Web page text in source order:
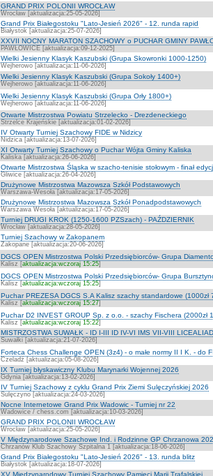
GRAND PRIX POLONII WROCŁAW
Wrocław [aktualizacja:25-05-2026]
Grand Prix Białegostoku "Lato-Jesień 2026" - 12. runda rapid
Białystok [aktualizacja:25-07-2026]
XXVII NOCNY MARATON SZACHOWY o PUCHAR GMINY
PAWŁOWICE [aktualizacja:09-12-2025]
Wielki Jesienny Klasyk Kaszubski (Grupa Skowronki 1000-1250)
Wejherowo [aktualizacja:11-06-2026]
Wielki Jesienny Klasyk Kaszubski (Grupa Sokoły 1400+)
Wejherowo [aktualizacja:11-06-2026]
Wielki Jesienny Klasyk Kaszubski (Grupa Orły 1800+)
Wejherowo [aktualizacja:11-06-2026]
Otwarte Mistrzostwa Powiatu Strzelecko - Drezdeneckiego
Strzelce Krajeńskie [aktualizacja:01-02-2026]
IV Otwarty Turniej Szachowy FIDE w Nidzicy
Nidzica [aktualizacja:13-07-2026]
XI Otwarty Turniej Szachowy o Puchar Wójta Gminy Kaliska
Kaliska [aktualizacja:26-06-2026]
Otwarte Mistrzostwa Śląska w szacho-tenisie stołowym - finał
Gliwice [aktualizacja:26-04-2026]
Drużynowe Mistrzostwa Mazowsza Szkół Podstawowych
Warszawa-Wesoła [aktualizacja:17-05-2026]
Drużynowe Mistrzostwa Mazowsza Szkół Ponadpodstawowych
Warszawa Wesoła [aktualizacja:17-05-2026]
Turniej DRUGI KROK (1250-1600 PZSzach) - PAŹDZIERNIK
Wrocław [aktualizacja:28-05-2026]
Turniej Szachowy w Zakopanem
Zakopane [aktualizacja:20-06-2026]
DGCS OPEN Mistrzostwa Polski Przedsiębiorców- Grupa
Kalisz [aktualizacja:wczoraj 15:25]
DGCS OPEN Mistrzostwa Polski Przedsiębiorców- Grupa
Kalisz [aktualizacja:wczoraj 15:25]
Puchar PREZESA DGCS S.A Kalisz szachy standardowe (1000zł
Kalisz [aktualizacja:wczoraj 15:27]
Puchar D2 INVEST GROUP Sp. z o.o. - szachy Fischera (2000zł
Kalisz [aktualizacja:wczoraj 15:22]
MISTRZOSTWA SUWAŁK - ID I-III ID IV-VI IMS VII-VIII
Suwałki [aktualizacja:21-07-2026]
Forteca Chess Challenge OPEN (3z4) - o małe normy II I K. - do
Czeladź [aktualizacja:05-08-2026]
IX Turniej błyskawiczny Klubu Marynarki Wojennej 2026
Gdynia [aktualizacja:13-02-2026]
IV Turniej Szachowy z cyklu Grand Prix Ziemi Sulęczyńskiej 2026
Sulęczyno [aktualizacja:24-03-2026]
Nocne Internetowe Grand Prix Wadowic - Turniej nr 22
Wadowice / chess.com [aktualizacja:10-03-2026]
GRAND PRIX POLONII WROCŁAW
Wrocław [aktualizacja:25-05-2026]
V Międzynarodowe Szachowe Ind. i Rodzinne GP Chrzanowa
Chrzanów Klub Szachowy Szpitalna 1 [aktualizacja:18-06-2026]
Grand Prix Białegostoku "Lato-Jesień 2026" - 13. runda blitz
Białystok [aktualizacja:18-07-2026]
XV Międzynarodowy Turniej Szachowy Pamięci Marii Trafalskiej